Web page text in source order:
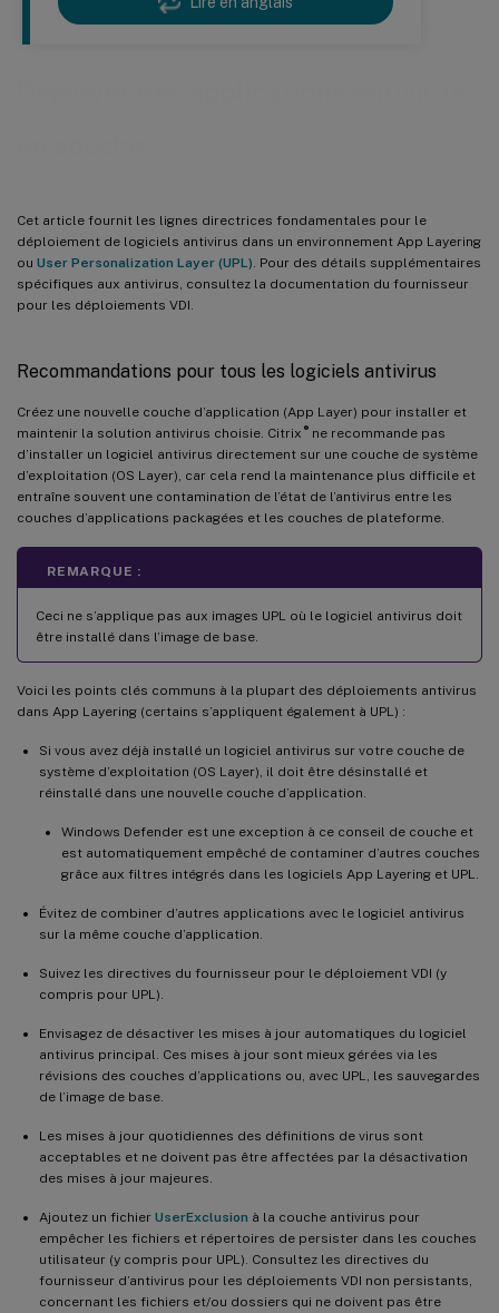
Cet article fournit les lignes directrices fondamentales pour le
déploiement de logiciels antivirus dans un environnement App Layering
ou User Personalization Layer (UPL) . Pour des détails supplémentaires
spécifiques aux antivirus, consultez la documentation du fournisseur
pour les déploiements VDI.
Recommandations pour tous les logiciels antivirus
Créez une nouvelle couche d’application (App Layer) pour installer et
maintenir la solution antivirus choisie. Citrix ®ne recommande pas
d’installer un logiciel antivirus directement sur une couche de système
d’exploitation (OS Layer), car cela rend la maintenance plus difficile et
entraîne souvent une contamination de l’état de l’antivirus entre les
couches d’applications packagées et les couches de plateforme.
REMARQUE :
Ceci ne s’applique pas aux images UPL où le logiciel antivirus doit
être installé dans l’image de base.
Voici les points clés communs à la plupart des déploiements antivirus
dans App Layering (certains s’appliquent également à UPL) :
Si vous avez déjà installé un logiciel antivirus sur votre couche de
système d’exploitation (OS Layer), il doit être désinstallé et
réinstallé dans une nouvelle couche d’application.
Windows Defender est une exception à ce conseil de couche et
est automatiquement empêché de contaminer d’autres couches
grâce aux filtres intégrés dans les logiciels App Layering et UPL.
Évitez de combiner d’autres applications avec le logiciel antivirus
sur la même couche d’application.
Suivez les directives du fournisseur pour le déploiement VDI (y
compris pour UPL).
Envisagez de désactiver les mises à jour automatiques du logiciel
antivirus principal. Ces mises à jour sont mieux gérées via les
révisions des couches d’applications ou, avec UPL, les sauvegardes
de l’image de base.
Les mises à jour quotidiennes des définitions de virus sont
acceptables et ne doivent pas être affectées par la désactivation
des mises à jour majeures.
Ajoutez un fichier UserExclusion à la couche antivirus pour
empêcher les fichiers et répertoires de persister dans les couches
utilisateur (y compris pour UPL). Consultez les directives du
fournisseur d’antivirus pour les déploiements VDI non persistants,
concernant les fichiers et/ou dossiers qui ne doivent pas être